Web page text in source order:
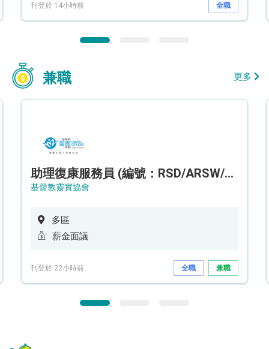
刊登於 14小時前 全職
兼職 更多
助理復康服務員 (編號：RSD/ARSW/CTE)
基督教靈實協會
多區
薪金面議
刊登於 22小時前 全職 兼職